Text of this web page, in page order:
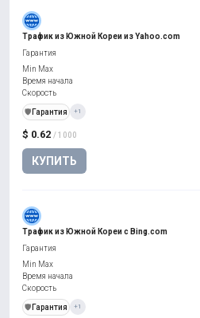
Трафик из Южной Кореи из Yahoo.com
$ 0.62 / 1000
КУПИТЬ
Гарантия
Min Max
Время начала
Скорость
️🛡️ Гарантия +1
Трафик из Южной Кореи с Bing.com
Гарантия
Min Max
Время начала
Скорость
️🛡️ Гарантия +1